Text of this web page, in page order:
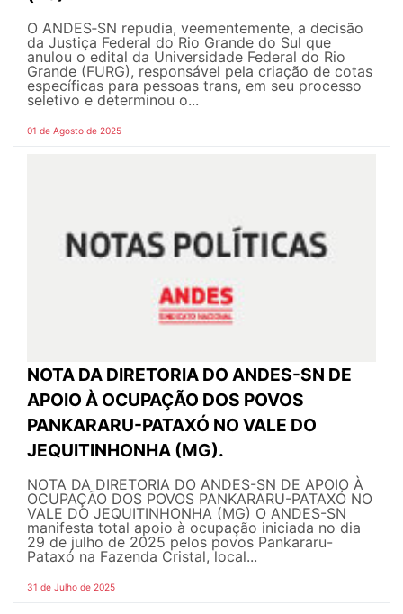
O ANDES‑SN repudia, veementemente, a decisão
da Justiça Federal do Rio Grande do Sul que
anulou o edital da Universidade Federal do Rio
Grande (FURG), responsável pela criação de cotas
específicas para pessoas trans, em seu processo
seletivo e determinou o...
01 de Agosto de 2025
NOTA DA DIRETORIA DO ANDES-SN DE
APOIO À OCUPAÇÃO DOS POVOS
PANKARARU-PATAXÓ NO VALE DO
JEQUITINHONHA (MG).
NOTA DA DIRETORIA DO ANDES-SN DE APOIO À
OCUPAÇÃO DOS POVOS PANKARARU-PATAXÓ NO
VALE DO JEQUITINHONHA (MG) O ANDES-SN
manifesta total apoio à ocupação iniciada no dia
29 de julho de 2025 pelos povos Pankararu-
Pataxó na Fazenda Cristal, local...
31 de Julho de 2025